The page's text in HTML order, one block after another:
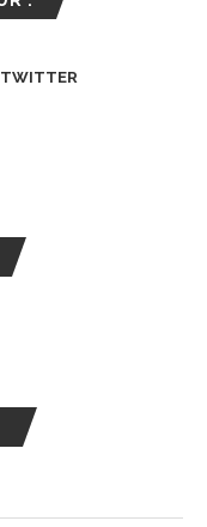
TWITTER